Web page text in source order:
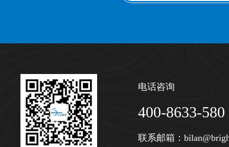
电话咨询
400-8633-580
联系邮箱：